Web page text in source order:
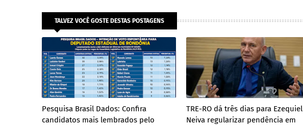
TALVEZ VOCÊ GOSTE DESTAS POSTAGENS
Pesquisa Brasil Dados: Confira
candidatos mais lembrados pelo
TRE-RO dá três dias para Ezequiel
Neiva regularizar pendência em